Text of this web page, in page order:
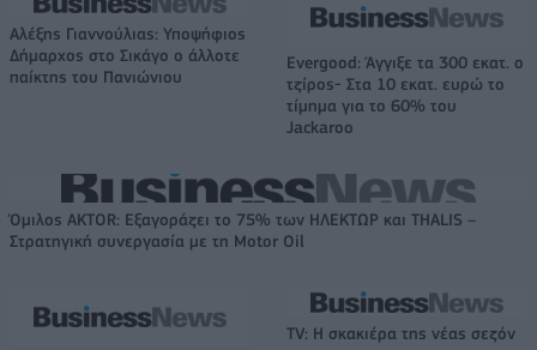
Αλέξης Γιαννούλιας: Υποψήφιος
Δήμαρχος στο Σικάγο ο άλλοτε
παίκτης του Πανιώνιου
Evergood: Άγγιξε τα 300 εκατ. ο
τζίρος- Στα 10 εκατ. ευρώ το
τίμημα για το 60% του
Jackaroo
Όμιλος AKTOR: Εξαγοράζει το 75% των ΗΛΕΚΤΩΡ και THALIS –
Στρατηγική συνεργασία με τη Motor Oil
TV: Η σκακιέρα της νέας σεζόν